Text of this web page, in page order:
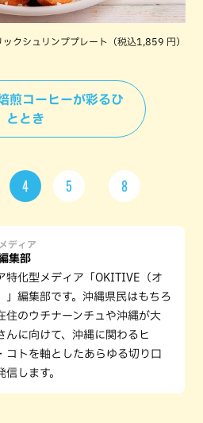
ックシュリンププレート（税込1,859 円）
煎コーヒーが彩るひ
ととき
4 5 8
ディア
集部
特化型メディア「OKITIVE（オ
」編集部です。沖縄県民はもちろ
住のウチナーンチュや沖縄が大
んに向けて、沖縄に関わるヒ
コトを軸としたあらゆる切り口
信します。